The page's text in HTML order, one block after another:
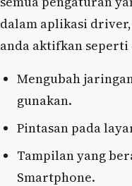
dalam aplikasi
anda aktifkan
Mengubah
gunakan.
Pintasan pada
Tampilan yang
Smartphone.